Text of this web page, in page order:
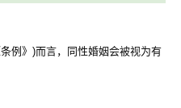
例》)而言，同性婚姻会被视为有